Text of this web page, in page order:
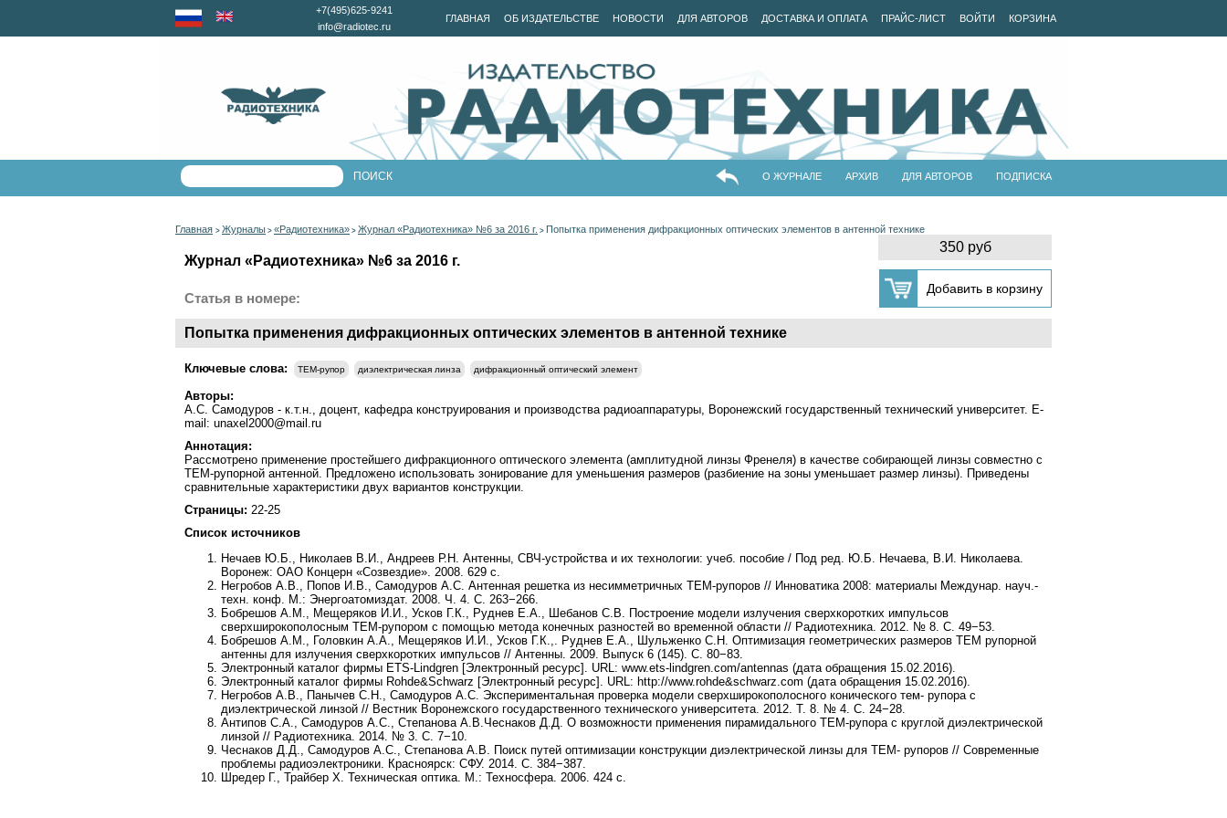
ГЛАВНАЯ ОБ ИЗДАТЕЛЬСТВЕ НОВОСТИ ДЛЯ АВТОРОВ ДОСТАВКА И ОПЛАТА ПРАЙС-ЛИСТ ВОЙТИ КОРЗИНА
+7(495)625-9241
info@radiotec.ru
О ЖУРНАЛЕ АРХИВ ДЛЯ АВТОРОВ ПОДПИСКА
Главная > Журналы > «Радиотехника» > Журнал «Радиотехника» №6 за 2016 г. > Попытка применения дифракционных оптических элементов в антенной технике
350 руб
Журнал «Радиотехника» №6 за 2016 г.
Статья в номере:
Попытка применения дифракционных оптических элементов в антенной технике
Ключевые слова: ТEM-рупор диэлектрическая линза дифракционный оптический элемент
Авторы:
А.С. Самодуров - к.т.н., доцент, кафедра конструирования и производства радиоаппаратуры, Воронежский государственный технический университет. E-
mail: unaxel2000@mail.ru
Аннотация:
Рассмотрено применение простейшего дифракционного оптического элемента (амплитудной линзы Френеля) в качестве собирающей линзы совместно с
ТЕМ-рупорной антенной. Предложено использовать зонирование для уменьшения размеров (разбиение на зоны уменьшает размер линзы). Приведены
сравнительные характеристики двух вариантов конструкции.
Страницы: 22-25
Список источников
Нечаев Ю.Б., Николаев В.И., Андреев Р.Н. Антенны, СВЧ-устройства и их технологии: учеб. пособие / Под ред. Ю.Б. Нечаева, В.И. Николаева.
Воронеж: ОАО Концерн «Созвездие». 2008. 629 с.
Негробов А.В., Попов И.В., Самодуров А.С. Антенная решетка из несимметричных ТЕМ-рупоров // Инноватика 2008: материалы Междунар. науч.-
техн. конф. М.: Энергоатомиздат. 2008. Ч. 4. С. 263−266.
Бобрешов А.М., Мещеряков И.И., Усков Г.К., Руднев Е.А., Шебанов С.В. Построение модели излучения сверхкоротких импульсов
сверхширокополосным ТЕМ-рупором с помощью метода конечных разностей во временной области // Радиотехника. 2012. № 8. С. 49−53.
Бобрешов А.М., Головкин А.А., Мещеряков И.И., Усков Г.К.,. Руднев Е.А., Шульженко С.Н. Оптимизация геометрических размеров ТЕМ рупорной
антенны для излучения сверхкоротких импульсов // Антенны. 2009. Выпуск 6 (145). С. 80−83.
Электронный каталог фирмы ETS-Lindgren [Электронный ресурс]. URL: www.ets-lindgren.com/antennas (дата обращения 15.02.2016).
Электронный каталог фирмы Rohde&Schwarz [Электронный ресурс]. URL: http://www.rohde&schwarz.com (дата обращения 15.02.2016).
Негробов А.В., Панычев С.Н., Самодуров А.С. Экспериментальная проверка модели сверхширокополосного конического тем- рупора с
диэлектрической линзой // Вестник Воронежского государственного технического университета. 2012. Т. 8. № 4. С. 24−28.
Антипов С.А., Самодуров А.С., Степанова А.В.Чеснаков Д.Д. О возможности применения пирамидального ТЕМ-рупора с круглой диэлектрической
линзой // Радиотехника. 2014. № 3. С. 7−10.
Чеснаков Д.Д., Самодуров А.С., Степанова А.В. Поиск путей оптимизации конструкции диэлектрической линзы для ТЕМ- рупоров // Современные
проблемы радиоэлектроники. Красноярск: СФУ. 2014. С. 384−387.
Шредер Г., Трайбер Х. Техническая оптика. М.: Техносфера. 2006. 424 с.